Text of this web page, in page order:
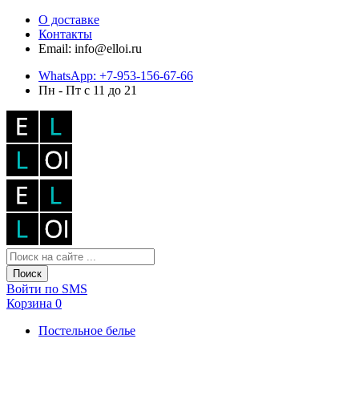
О доставке
Контакты
Email: info@elloi.ru
WhatsApp: +7-953-156-67-66
Пн - Пт с 11 до 21
Поиск
Войти по SMS
Корзина 0
Постельное белье